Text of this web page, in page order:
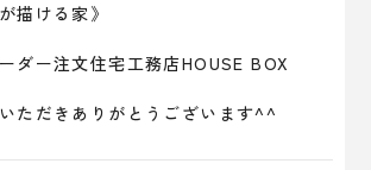
描ける家》
ダー注文住宅工務店HOUSE BOX
ただきありがとうございます^^